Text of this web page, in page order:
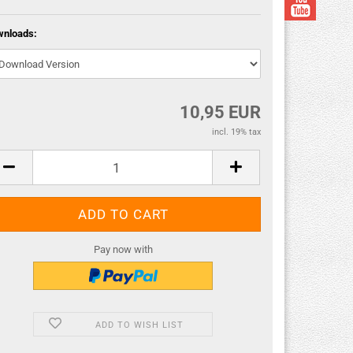
10,95 EUR
incl. 19% tax
Pay now with
ADD TO WISH LIST